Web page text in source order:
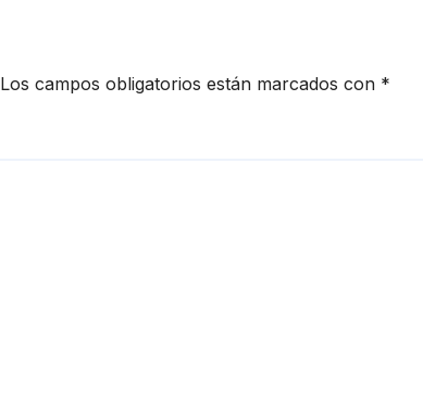
Los campos obligatorios están marcados con *